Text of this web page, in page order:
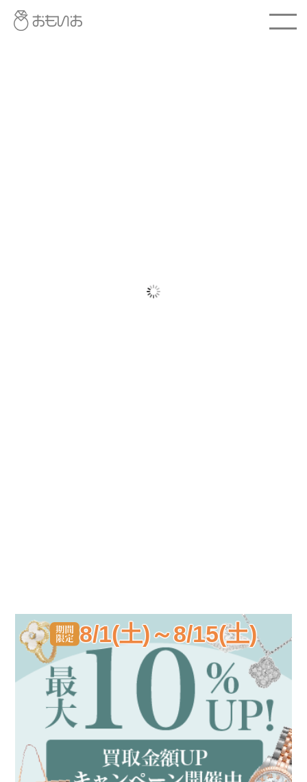
8/1(土)～8/15(土)